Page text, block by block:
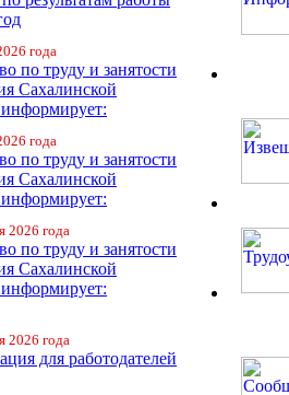
года
по труду и занятости
Сахалинской
года
по труду и занятости
Сахалинской
2026 года
по труду и занятости
Сахалинской
2026 года
для работодателей